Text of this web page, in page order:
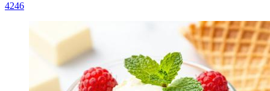
4246